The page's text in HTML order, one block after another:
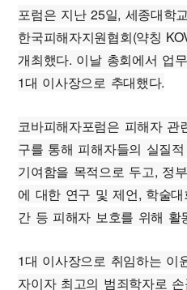
포럼은 지난 25일, 세종대학
한국피해자지원협회(약칭
개최했다. 이날 총회에서 업
1대 이사장으로 추대했다.
코바피해자포럼은 피해자
구를 통해 피해자들의 실질
기여함을 목적으로 두고, 정
에 대한 연구 및 제언, 학술
간 등 피해자 보호를 위해 활
1대 이사장으로 취임하는
자이자 최고의 범죄학자로